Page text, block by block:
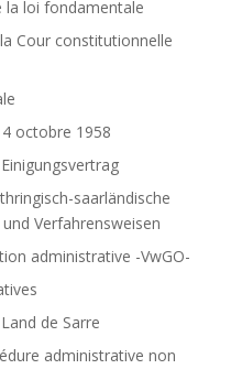
la loi fondamentale
Cour constitutionnelle
4 octobre 1958
Einigungsvertrag
saarländische
Verfahrensweisen
administrative -VwGO-
de Sarre
administrative non